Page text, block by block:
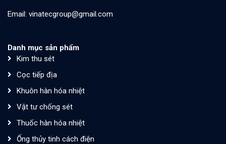
Email: vinatecgroup@gmail.com
Danh mục sản phẩm
Kim thu sét
Cọc tiếp địa
Khuôn hàn hóa nhiệt
Vật tư chống sét
Thuốc hàn hóa nhiệt
Ống thủy tinh cách điện